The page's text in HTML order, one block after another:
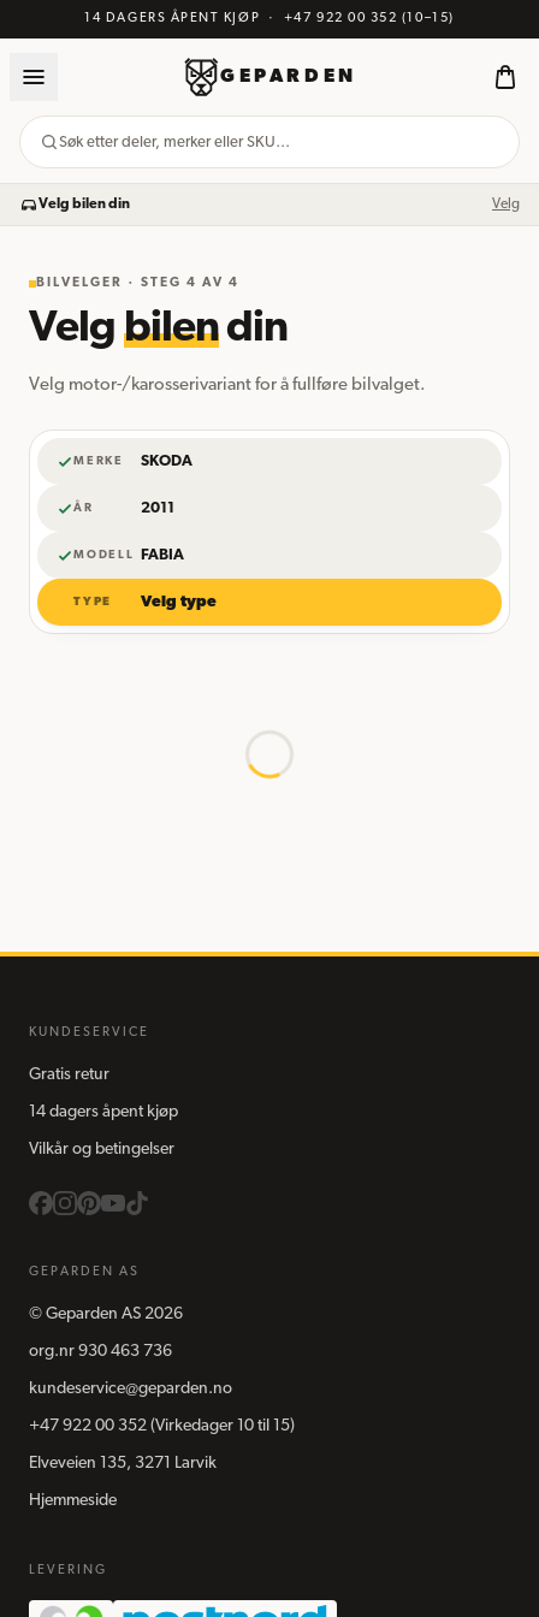
14 DAGERS ÅPENT KJØP · +47 922 00 352 (10–15)
GEPARDEN
Søk etter deler, merker eller SKU…
Velg bilen din Velg
BILVELGER · STEG 4 AV 4
Velg bilendin
Velg motor-/karosserivariant for å fullføre bilvalget.
MERKE SKODA
ÅR 2011
MODELL FABIA
TYPE Velg type
KUNDESERVICE
Gratis retur
14 dagers åpent kjøp
Vilkår og betingelser
GEPARDEN AS
© Geparden AS 2026
org.nr 930 463 736
kundeservice@geparden.no
+47 922 00 352 (Virkedager 10 til 15)
Elveveien 135, 3271 Larvik
Hjemmeside
LEVERING